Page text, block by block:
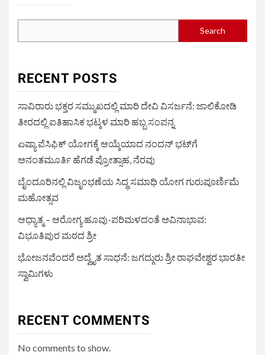
Search
RECENT POSTS
ಸಾವಿರಾರು ಭಕ್ತರ ಸಮ್ಮುಖದಲ್ಲಿ ಮಾರಿ ದೇವಿ ವಿಸರ್ಜನೆ: ಜಾಲಿಕೋಡಿ
ತೀರದಲ್ಲಿ ಐತಿಹಾಸಿಕ ಭಟ್ಕಳ ಮಾರಿ ಹಬ್ಬ ಸಂಪನ್ನ
ಏಷ್ಯಾ ಪೆಸಿಫಿಕ್ ಯೋಗಕ್ಕೆ ಆಯ್ಕೆಯಾದ ನಂದನ್ ಭಟ್‌ಗೆ
ಅನಂತಮೂರ್ತಿ ಹೆಗಡೆ ಪ್ರೋತ್ಸಾಹ, ನೆರವು
ಬೈಂದೂರಿನಲ್ಲಿ ವಿಜೃಂಭಣೆಯ ಸಿದ್ಧ ಸಮಾಧಿ ಯೋಗ ಗುರುಪೂರ್ಣಿಮೆ
ಮಹೋತ್ಸವ
ಆಧ್ಯಾತ್ಮ – ಆರೋಗ್ಯ ಹೂವು-ಪರಿಮಳದಂತೆ ಅವಿನಾಭಾವ:
ವಿಭೂತಿಪುರ ಮಠದ ಶ್ರೀ
ಭೋಜನವೆಂದರೆ ಅದ್ವೈತ ಸಾಧನೆ: ಜಗದ್ಗುರು ಶ್ರೀ ರಾಘವೇಶ್ವರ ಭಾರತೀ
ಸ್ವಾಮಿಗಳು
RECENT COMMENTS
No comments to show.